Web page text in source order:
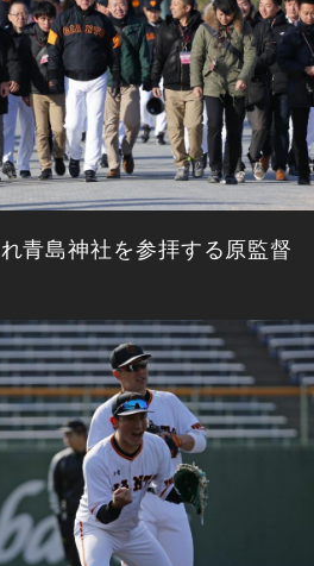
青島神社を参拝する原監督